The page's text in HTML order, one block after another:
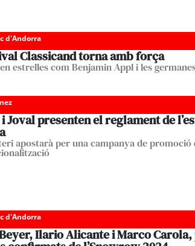
d'Andorra
Classicand torna amb força
estrelles com Benjamin Appl i les
Joval presenten el reglament de
apostarà per una campanya de promoció
d'Andorra
Ilario Alicante i Marco